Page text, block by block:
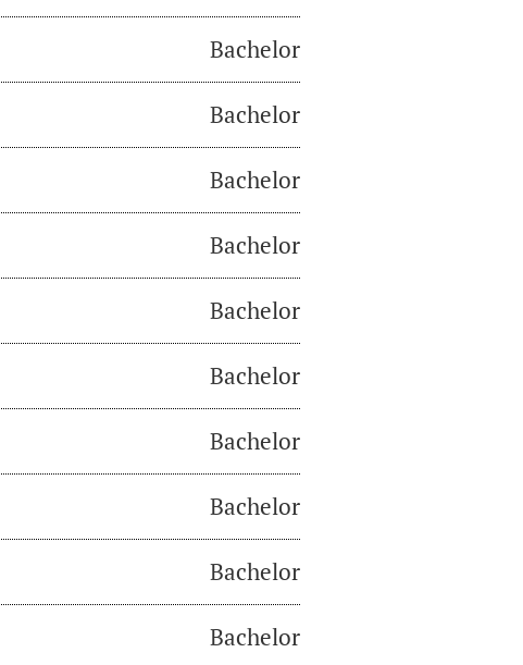
Bachelor
Bachelor
Bachelor
Bachelor
Bachelor
Bachelor
Bachelor
Bachelor
Bachelor
Bachelor